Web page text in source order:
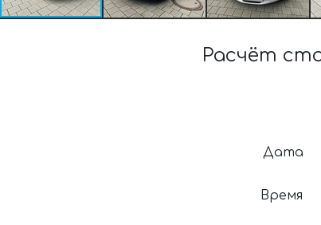
Расчёт
Дата
Время